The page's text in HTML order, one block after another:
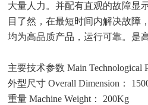
大量人力。并配有直观的故障显
目了然，在最短时间内解决故障
均为高品质产品，运行可靠。是
主要技术参数 Main Technological
外型尺寸 Overall Dimension：
重量 Machine Weight： 200Kg